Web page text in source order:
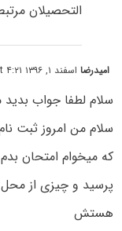
التحصیلان
امیدرضااسفند ۱, ۱۳۹۶ at ۴:۲۱ ب٫ظ
سلام لطفا جواب
سلام من امروز ثبت
که میخوام امتحان
پرسید و چیزی از محل
هستش